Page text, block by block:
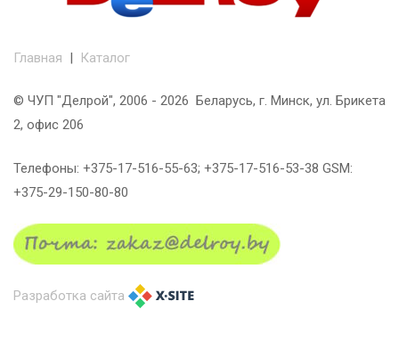
Главная | Каталог
© ЧУП "Делрой", 2006 - 2026 Беларусь, г. Минск, ул. Брикета
2, офис 206
Телефоны: +375-17-516-55-63; +375-17-516-53-38 GSM:
+375-29-150-80-80
Разработка сайта